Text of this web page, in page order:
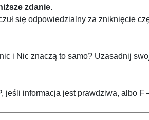
zdanie.
się odpowiedzialny za zniknięcie
i Nic znaczą to samo? Uzasadnij
informacja jest prawdziwa, albo F